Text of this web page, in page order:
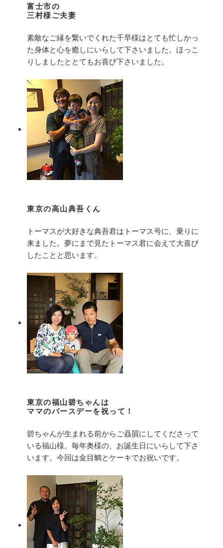
富士市の
三村様ご夫妻
素敵なご縁を繋いでくれた千早様はとても忙しかっ
た身体と心を癒しにいらして下さいました。ほっこ
りしましたととてもお喜び下さいました。
東京の高山典吾くん
トーマスが大好きな典吾君はトーマス号に、乗りに
来ました。夢にまで見たトーマス君に会えて大喜び
したことと思います。
東京の福山碧ちゃんは
ママのバースデーを祝って！
碧ちゃんが生まれる前からご贔屓にしてくださって
いる福山様。毎年奥様の、お誕生日にいらして下さ
います。今回は金目鯛とケーキでお祝いです。